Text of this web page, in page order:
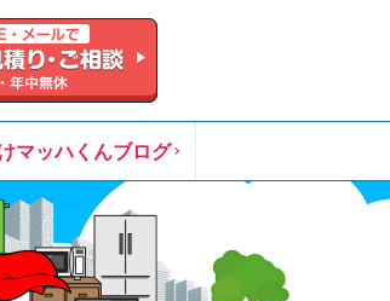
マッハくんブログ